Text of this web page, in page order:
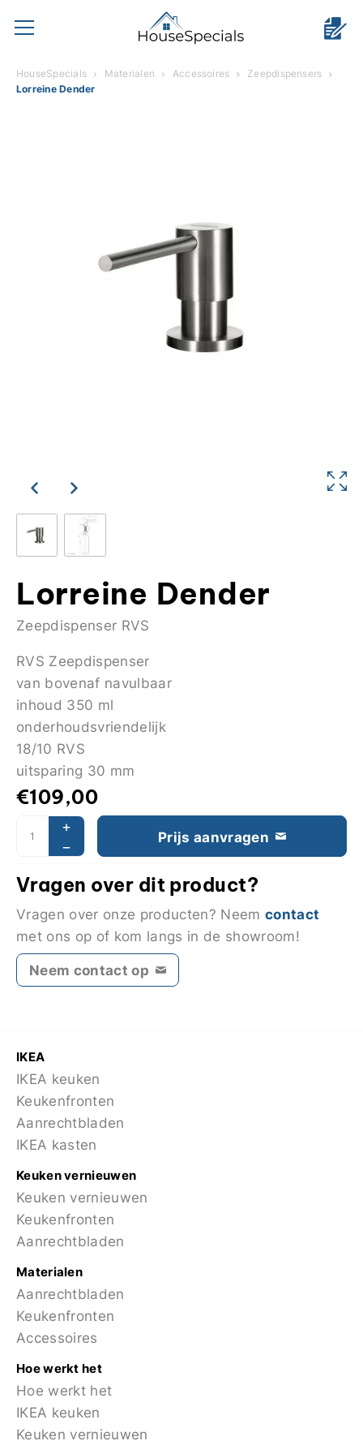
HouseSpecials Materialen Accessoires
Zeepdispensers
Lorreine Dender
Lorreine Dender
Zeepdispenser RVS
RVS Zeepdispenser
van bovenaf navulbaar
inhoud 350 ml
onderhoudsvriendelijk
18/10 RVS
uitsparing 30 mm
€109,00
Prijs aanvragen
Vragen over dit product?
Vragen over onze producten? Neem contact
met ons op of kom langs in de showroom!
Neem contact op
IKEA
IKEA keuken
Keukenfronten
Aanrechtbladen
IKEA kasten
Keuken vernieuwen
Keuken vernieuwen
Keukenfronten
Aanrechtbladen
Materialen
Aanrechtbladen
Keukenfronten
Accessoires
Hoe werkt het
Hoe werkt het
IKEA keuken
Keuken vernieuwen